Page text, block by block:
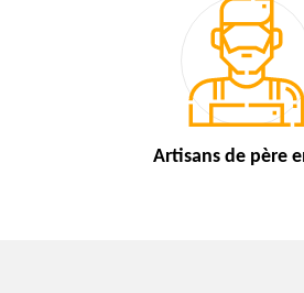
Artisans de père